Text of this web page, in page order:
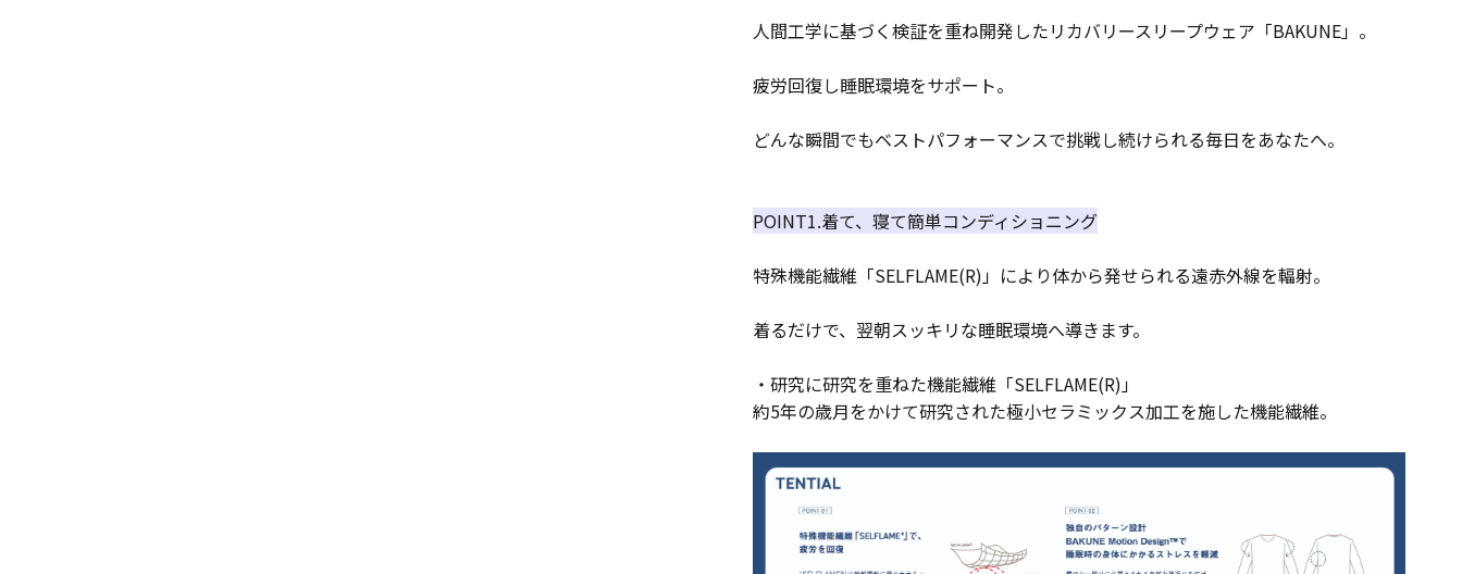
人間工学に基づく検証を重ね開発したリカバリースリープウェア「BAKUNE」。
疲労回復し睡眠環境をサポート。
どんな瞬間でもベストパフォーマンスで挑戦し続けられる毎日をあなたへ。
POINT1.着て、寝て簡単コンディショニング
特殊機能繊維「SELFLAME(R)」により体から発せられる遠赤外線を輻射。
着るだけで、翌朝スッキリな睡眠環境へ導きます。
・研究に研究を重ねた機能繊維「SELFLAME(R)」
約5年の歳月をかけて研究された極小セラミックス加工を施した機能繊維。